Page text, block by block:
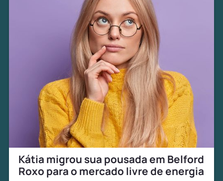
Kátia migrou sua pousada em Belford
Roxo para o mercado livre de energia